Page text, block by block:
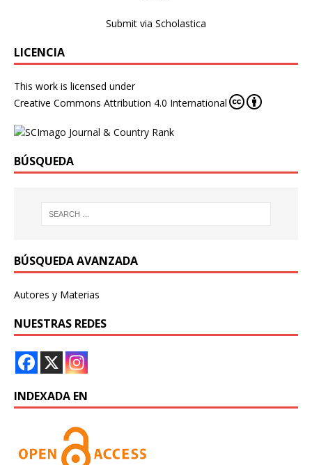
Submit via Scholastica
LICENCIA
This work is licensed under
Creative Commons Attribution 4.0 International
BÚSQUEDA
BÚSQUEDA AVANZADA
Autores y Materias
NUESTRAS REDES
INDEXADA EN